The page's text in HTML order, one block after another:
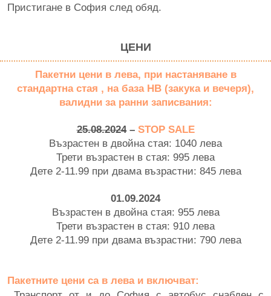
Пристигане в София след обяд.
ЦЕНИ
Пакетни цени в лева, при настаняване в
стандартна стая , на база НВ (закука и вечеря),
валидни за ранни записвания:
25.08.2024– STOP SALE
Възрастен в двойна стая: 1040 лева
Трети възрастен в стая: 995 лева
Дете 2-11.99 при двама възрастни: 845 лева
01.09.2024
Възрастен в двойна стая: 955 лева
Трети възрастен в стая: 910 лева
Дете 2-11.99 при двама възрастни: 790 лева
Пакетните цени са в лева и включват: